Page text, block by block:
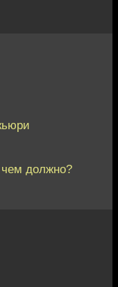
должно?